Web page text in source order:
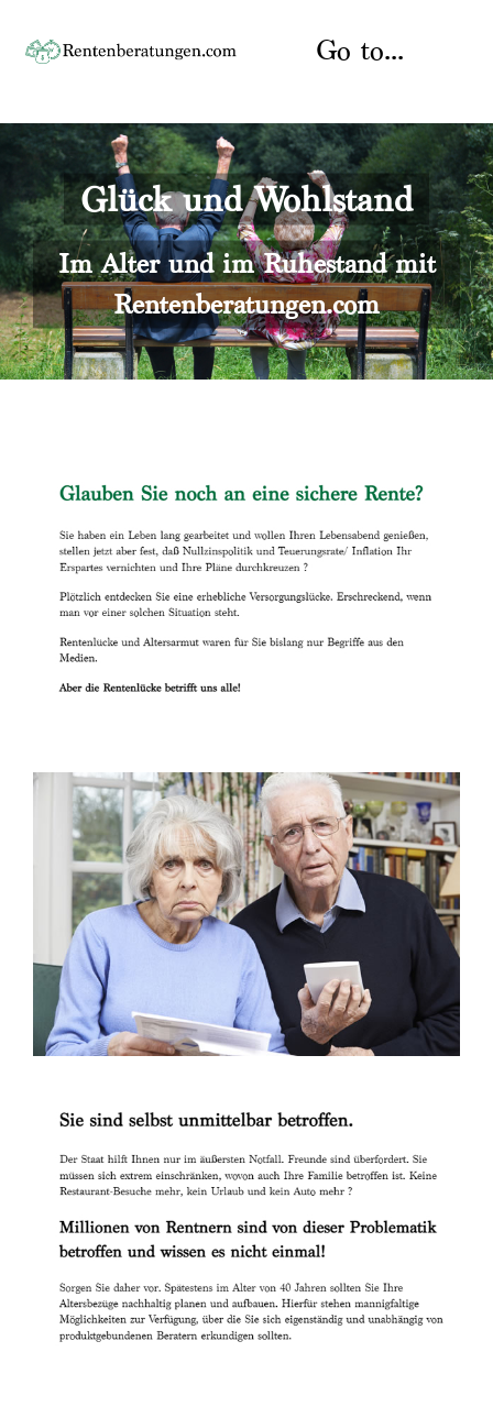
content
Go to...
Startseite
Rente
Rentenberater
Rentenversicherung
Versicherungsberatung
Über uns
Kontakt
Glück und Wohlstand
Im Alter und im Ruhestand mit
Rentenberatungen.com